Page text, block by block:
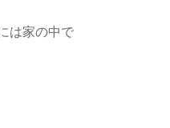
は家の中で